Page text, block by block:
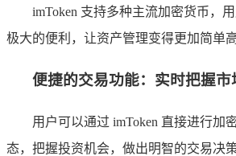
imToken 支持多种主流加密货币，
极大的便利，让资产管理变得更加简单高
便捷的交易功能：实时把握市
用户可以通过 imToken 直接进行
态，把握投资机会，做出明智的交易决策